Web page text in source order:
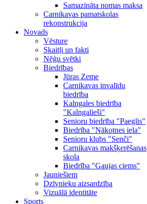
Samazināta nomas maksa
Carnikavas pamatskolas
rekonstrukcija
Novads
Vēsture
Skaitļi un fakti
Nēģu svētki
Biedrības
Jūras Zeme
Carnikavas invalīdu
biedrība
Kalngales biedrība
"Kalngalieši"
Senioru biedrība "Paeglis"
Biedrība "Nākotnes iela"
Senioru klubs "Senči"
Carnikavas makšķerēšanas
skola
Biedrība "Gaujas ciems"
Jauniešiem
Dzīvnieku aizsardzība
Vizuālā identitāte
Sports